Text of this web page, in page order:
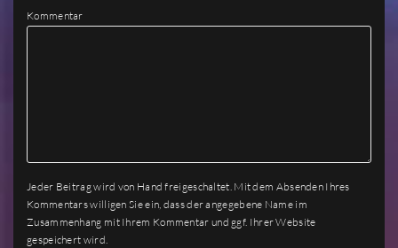
Kommentar
Jeder Beitrag wird von Hand freigeschaltet. Mit dem Absenden Ihres
Kommentars willigen Sie ein, dass der angegebene Name im
Zusammenhang mit Ihrem Kommentar und ggf. Ihrer Website
gespeichert wird.